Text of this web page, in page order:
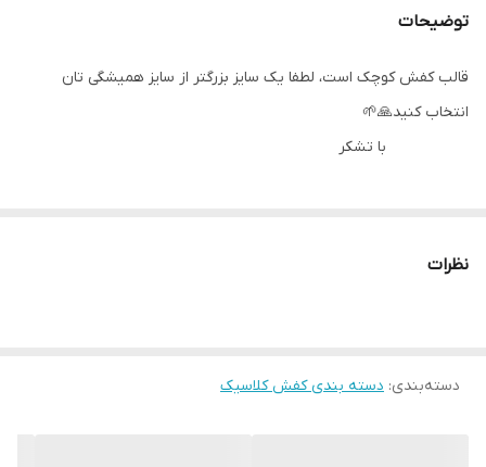
میزان راحتی پا
نحوه بسته شدن
توضیحات
قالب کفش کوچک است، لطفا یک سایز بزرگتر از سایز همیشگی تان
انتخاب کنید🙏🌱
با تشکر
نظرات
دسته‌بندی: دسته بندی کفش کلاسیک